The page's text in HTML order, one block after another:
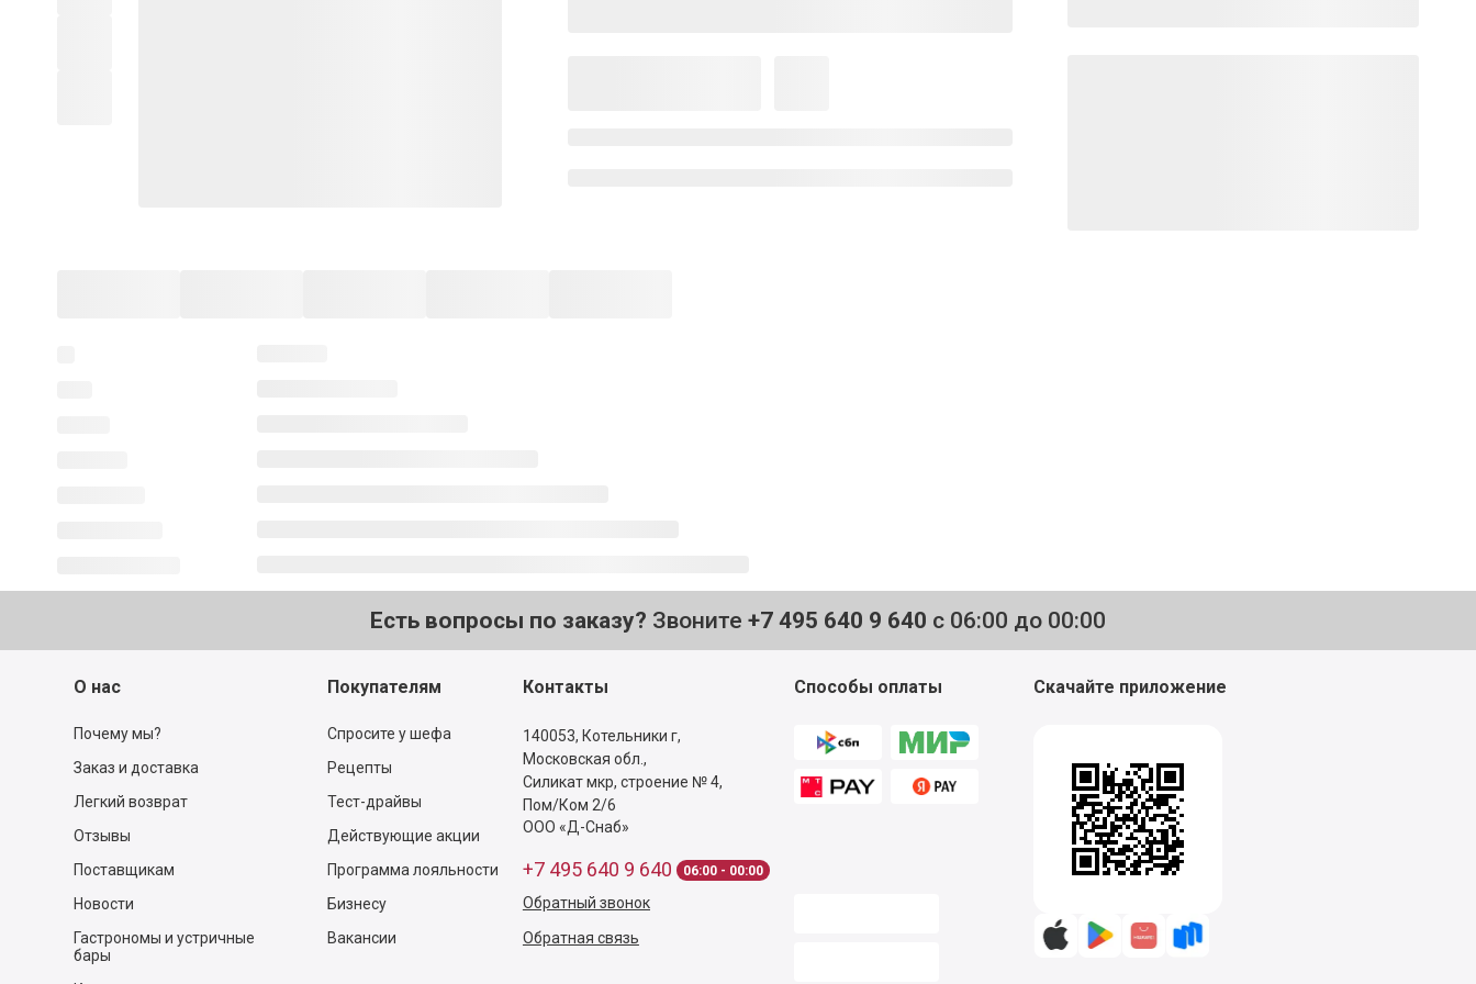
Есть вопросы по заказу? Звоните +7 495 640 9 640 с 06:00 до 00:00
О нас
Почему мы?
Заказ и доставка
Легкий возврат
Отзывы
Поставщикам
Новости
Гастрономы и устричные
бары
Покупателям
Спросите у шефа
Рецепты
Тест-драйвы
Действующие акции
Программа лояльности
Бизнесу
Вакансии
Контакты
140053, Котельники г,
Московская обл.,
Силикат мкр, строение № 4,
Пом/Ком 2/6
ООО «Д-Снаб»
+7 495 640 9 640 06:00 - 00:00
Обратный звонок
Обратная связь
Способы оплаты Скачайте приложение